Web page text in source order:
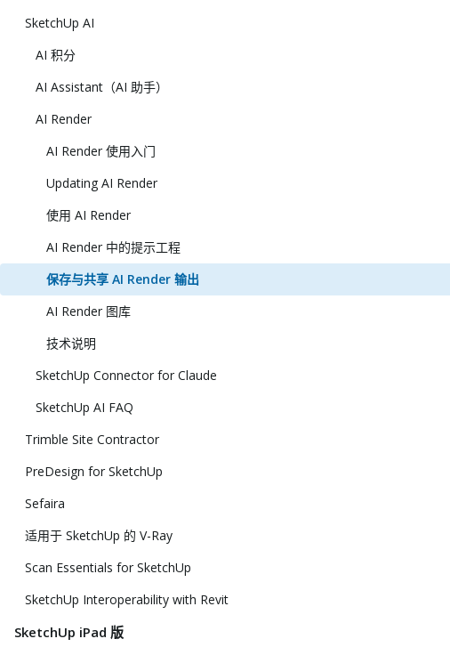
SketchUp AI
AI 积分
AI Assistant（AI 助手）
AI Render
AI Render 使用入门
Updating AI Render
使用 AI Render
AI Render 中的提示工程
保存与共享 AI Render 输出
AI Render 图库
技术说明
SketchUp Connector for Claude
SketchUp AI FAQ
Trimble Site Contractor
PreDesign for SketchUp
Sefaira
适用于 SketchUp 的 V-Ray
Scan Essentials for SketchUp
SketchUp Interoperability with Revit
SketchUp iPad 版